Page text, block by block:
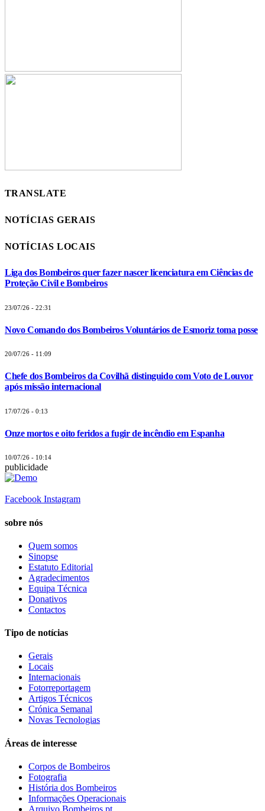
TRANSLATE
NOTÍCIAS GERAIS
NOTÍCIAS LOCAIS
Liga dos Bombeiros quer fazer nascer licenciatura em Ciências de
Proteção Civil e Bombeiros
23/07/26 - 22:31
Novo Comando dos Bombeiros Voluntários de Esmoriz toma posse
20/07/26 - 11:09
Chefe dos Bombeiros da Covilhã distinguido com Voto de Louvor
após missão internacional
17/07/26 - 0:13
Onze mortos e oito feridos a fugir de incêndio em Espanha
10/07/26 - 10:14
publicidade
Facebook Instagram
sobre nós
Quem somos
Sinopse
Estatuto Editorial
Agradecimentos
Equipa Técnica
Donativos
Contactos
Tipo de notícias
Gerais
Locais
Internacionais
Fotorreportagem
Artigos Técnicos
Crónica Semanal
Novas Tecnologias
Áreas de interesse
Corpos de Bombeiros
Fotografia
História dos Bombeiros
Informações Operacionais
Arquivo Bombeiros.pt